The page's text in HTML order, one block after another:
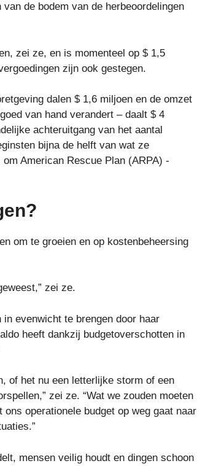
de bodem van de herbeoordelingen
zei ze, en is momenteel op $ 1,5
zijn ook gestegen.
dalen $ 1,6 miljoen en de omzet
van hand verandert – daalt $ 4
achteruitgang van het aantal
bijna de helft van wat ze
American Rescue Plan (ARPA) -
om te groeien en op kostenbeheersing
zei ze.
evenwicht te brengen door haar
heeft dankzij budgetoverschotten in
of het nu een letterlijke storm of een
zei ze. “Wat we zouden moeten
operationele budget op weg gaat naar
mensen veilig houdt en dingen schoon